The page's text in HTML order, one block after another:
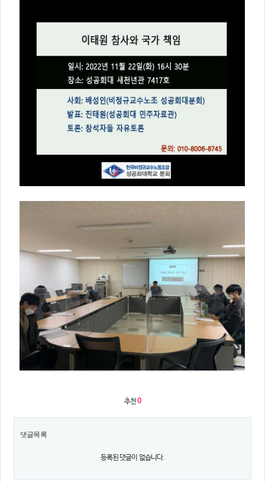
추천0
댓글목록
등록된 댓글이 없습니다.